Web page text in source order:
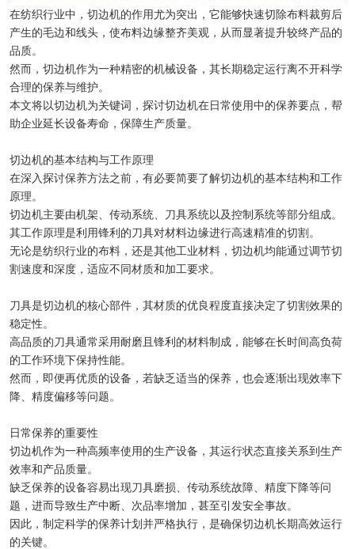
在纺织行业中，切边机的作用尤为突出，它能够快速切除布料裁剪后
产生的毛边和线头，使布料边缘整齐美观，从而显著提升较终产品的
品质。
然而，切边机作为一种精密的机械设备，其长期稳定运行离不开科学
合理的保养与维护。
本文将以切边机为关键词，探讨切边机在日常使用中的保养要点，帮
助企业延长设备寿命，保障生产质量。
切边机的基本结构与工作原理
在深入探讨保养方法之前，有必要简要了解切边机的基本结构和工作
原理。
切边机主要由机架、传动系统、刀具系统以及控制系统等部分组成。
其工作原理是利用锋利的刀具对材料边缘进行高速精准的切割。
无论是纺织行业的布料，还是其他工业材料，切边机均能通过调节切
割速度和深度，适应不同材质和加工要求。
刀具是切边机的核心部件，其材质的优良程度直接决定了切割效果的
稳定性。
高品质的刀具通常采用耐磨且锋利的材料制成，能够在长时间高负荷
的工作环境下保持性能。
然而，即便再优质的设备，若缺乏适当的保养，也会逐渐出现效率下
降、精度偏移等问题。
日常保养的重要性
切边机作为一种高频率使用的生产设备，其运行状态直接关系到生产
效率和产品质量。
缺乏保养的设备容易出现刀具磨损、传动系统故障、精度下降等问
题，进而导致生产中断、次品率增加，甚至引发安全事故。
因此，制定科学的保养计划并严格执行，是确保切边机长期高效运行
的关键。